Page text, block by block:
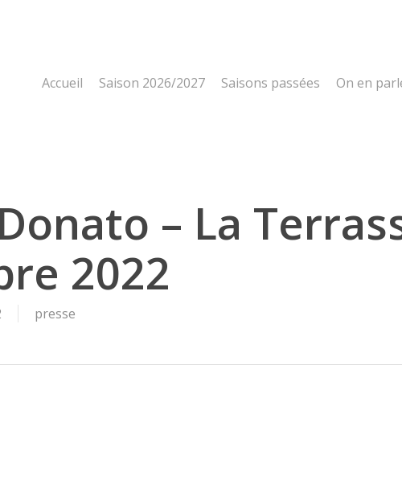
Accueil Saison 2026/2027 Saisons passées On en
– La
2022
presse